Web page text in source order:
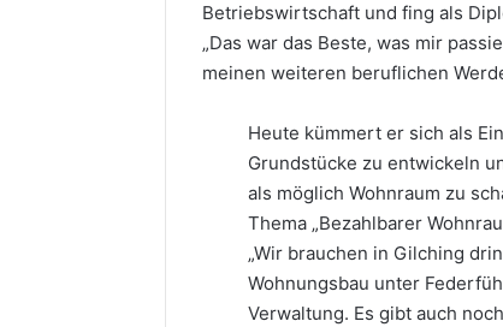
Betriebswirtschaft und fing als
„Das war das Beste, was mir
meinen weiteren beruflichen
Heute kümmert er sich als
Grundstücke zu entwickeln
als möglich Wohnraum zu
Thema „Bezahlbarer
„Wir brauchen in Gilching
Wohnungsbau unter
Verwaltung. Es gibt auch